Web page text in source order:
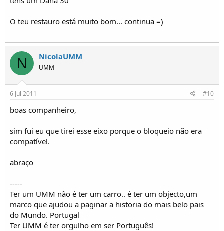
O teu restauro está muito bom... continua =)
N NicolaUMM
UMM
6 Jul 2011 #10
boas companheiro,
sim fui eu que tirei esse eixo porque o bloqueio não era
compatível.
abraço
-----
Ter um UMM não é ter um carro.. é ter um objecto,um
marco que ajudou a paginar a historia do mais belo pais
do Mundo. Portugal
Ter UMM é ter orgulho em ser Português!